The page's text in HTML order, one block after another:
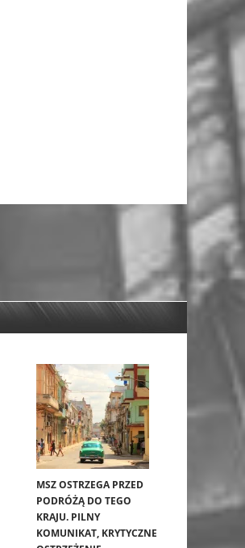
MSZ OSTRZEGA PRZED
PODRÓŻĄ DO TEGO
KRAJU. PILNY
KOMUNIKAT, KRYTYCZNE